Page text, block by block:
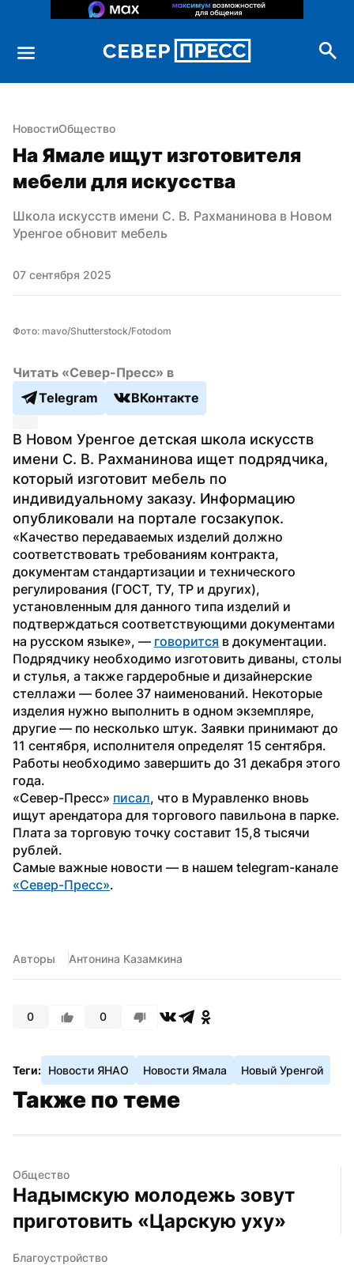
НовостиОбщество
На Ямале ищут изготовителя
мебели для искусства
Школа искусств имени С. В. Рахманинова в Новом
Уренгое обновит мебель
07 сентября 2025
Фото: mavo/Shutterstock/Fotodom
Читать «Север-Пресс» в
Telegram
ВКонтакте
В Новом Уренгое детская школа искусств
имени С. В. Рахманинова ищет подрядчика,
который изготовит мебель по
индивидуальному заказу. Информацию
опубликовали на портале госзакупок.
«Качество передаваемых изделий должно
соответствовать требованиям контракта,
документам стандартизации и технического
регулирования (ГОСТ, ТУ, ТР и других),
установленным для данного типа изделий и
подтверждаться соответствующими документами
на русском языке», — говорится в документации.
Подрядчику необходимо изготовить диваны, столы
и стулья, а также гардеробные и дизайнерские
стеллажи — более 37 наименований. Некоторые
изделия нужно выполнить в одном экземпляре,
другие — по несколько штук. Заявки принимают до
11 сентября, исполнителя определят 15 сентября.
Работы необходимо завершить до 31 декабря этого
года.
«Север-Пресс» писал, что в Муравленко вновь
ищут арендатора для торгового павильона в парке.
Плата за торговую точку составит 15,8 тысячи
рублей.
«Север-Пресс».
Авторы Антонина Казамкина
0 0
Теги: Новости ЯНАО Новости Ямала Новый Уренгой
Также по теме
Общество
Надымскую молодежь зовут
приготовить «Царскую уху»
Благоустройство